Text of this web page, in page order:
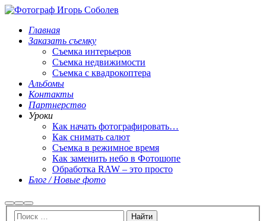
Главная
Заказать съемку
Съемка интерьеров
Съемка недвижимости
Съемка с квадрокоптера
Альбомы
Контакты
Партнерство
Уроки
Как начать фотографировать…
Как снимать салют
Съемка в режимное время
Как заменить небо в Фотошопе
Обработка RAW – это просто
Блог / Новые фото
НайтиБольше
информации
Главное
меню